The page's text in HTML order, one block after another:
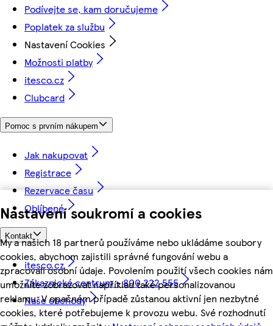
Nastavení soukromí a cookies
My a našich 18 partnerů používáme nebo ukládáme soubory
cookies, abychom zajistili správné fungování webu a
zpracovali osobní údaje. Povolením použití všech cookies nám
umožníte zobrazovat například také personalizovanou
reklamu. V opačném případě zůstanou aktivní jen nezbytné
cookies, které potřebujeme k provozu webu. Své rozhodnutí
Podívejte se, kam doručujeme
Poplatek za službu
Nastavení Cookies
Možnosti platby
itesco.cz
Clubcard
Pomoc s prvním nákupem
Jak nakupovat
Registrace
Rezervace času
Oblíbené
Kontakt
itesco.cz
Zákaznické centrum - 800 222 555
Naše obchody